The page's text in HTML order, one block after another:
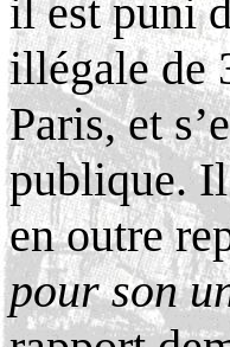
il est puni
illégale de
Paris, et
publique.
en outre
pour son